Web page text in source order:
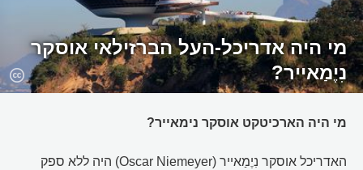
מי היה אדריכל-העל הברזילאי אוסקר
נִיֶמַאייר?
מי היה הארכיטקט אוסקר נימאייר?
האדריכל אוסקר נִיֶמַאייר (Oscar Niemeyer) היה ללא ספק